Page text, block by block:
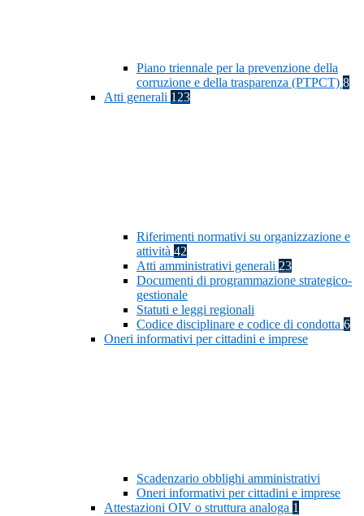
Piano triennale per la prevenzione della
corruzione e della trasparenza (PTPCT) 8
Atti generali 123
Riferimenti normativi su organizzazione e
attività 42
Atti amministrativi generali 23
Documenti di programmazione strategico-
gestionale
Statuti e leggi regionali
Codice disciplinare e codice di condotta 6
Oneri informativi per cittadini e imprese
Scadenzario obblighi amministrativi
Oneri informativi per cittadini e imprese
Attestazioni OIV o struttura analoga 1